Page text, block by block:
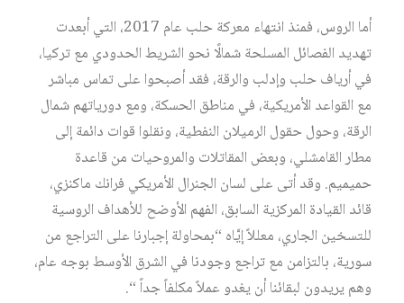
أما الروس، فمنذ انتهاء معركة حلب عام 2017، التي أبعدت
تهديد الفصائل المسلحة شمالًا نحو الشريط الحدودي مع تركيا،
في أرياف حلب وإدلب والرقة، فقد أصبحوا على تماس مباشر
مع القواعد الأمريكية، في مناطق الحسكة، ومع دورياتهم شمال
الرقة، وحول حقول الرميلان النفطية، ونقلوا قوات دائمة إلى
مطار القامشلي، وبعض المقاتلات والمروحيات من قاعدة
حميميم. وقد أتى على لسان الجنرال الأمريكي فرانك ماكنزي،
قائد القيادة المركزية السابق، الفهم الأوضح للأهداف الروسية
للتسخين الجاري، معللاً إيَّاه “بمحاولة إجبارنا على التراجع من
سورية، بالتزامن مع تراجع وجودنا في الشرق الأوسط بوجه عام،
وهم يريدون لبقائنا أن يغدو عملاً مكلفاً جداً “.